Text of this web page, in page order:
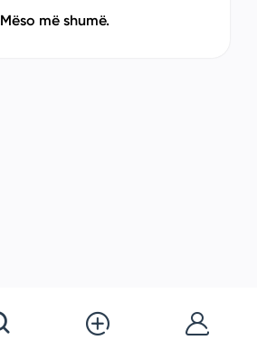
Mëso më shumë.